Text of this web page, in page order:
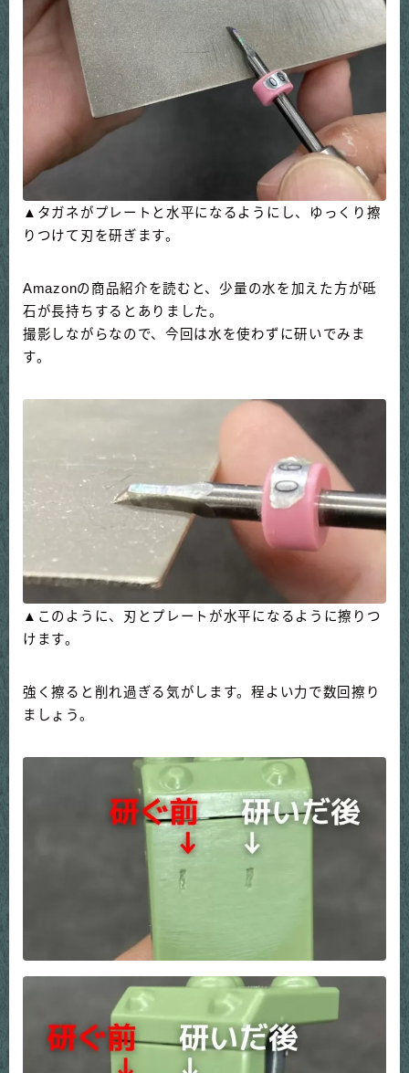
▲タガネがプレートと水平になるようにし、ゆっくり擦
りつけて刃を研ぎます。
Amazonの商品紹介を読むと、少量の水を加えた方が砥
石が長持ちするとありました。
撮影しながらなので、今回は水を使わずに研いでみま
す。
▲このように、刃とプレートが水平になるように擦りつ
けます。
強く擦ると削れ過ぎる気がします。程よい力で数回擦り
ましょう。